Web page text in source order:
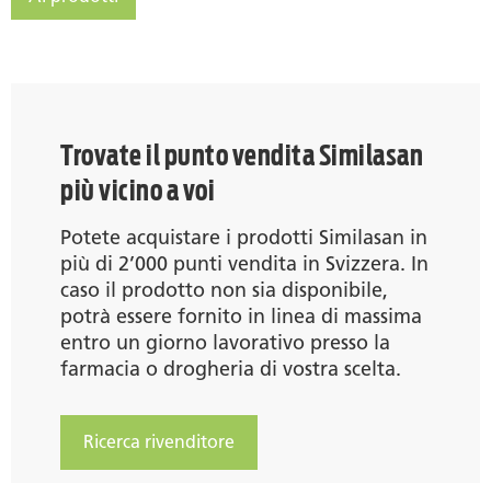
Similasan Eruzioni cutanee
Trovate il punto vendita Similasan
più vicino a voi
Potete acquistare i prodotti Similasan in
più di 2’000 punti vendita in Svizzera. In
caso il prodotto non sia disponibile,
potrà essere fornito in linea di massima
entro un giorno lavorativo presso la
farmacia o drogheria di vostra scelta.
Ricerca rivenditore